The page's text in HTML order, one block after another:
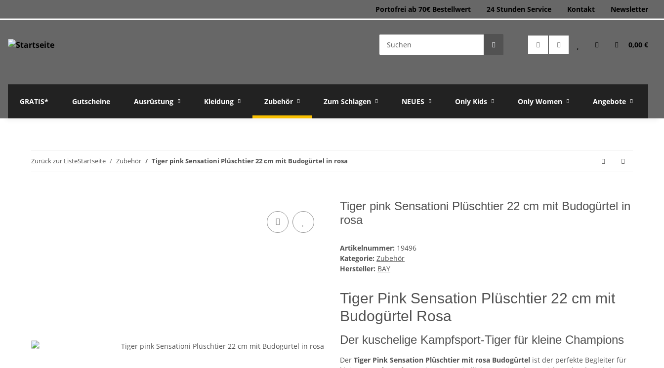
Portofrei ab 70€ Bestellwert 24 Stunden Service Kontakt Newsletter
0,00 €
GRATIS* Gutscheine Ausrüstung Kleidung Zubehör Zum Schlagen NEUES Only Kids Only Women Angebote
Zurück zur ListeStartseite Zubehör Tiger pink Sensationi Plüschtier 22 cm mit Budogürtel in rosa
Tiger pink Sensationi Plüschtier 22 cm mit Budogürtel in
rosa
Artikelnummer: 19496
Kategorie: Zubehör
Hersteller: BAY
Tiger Pink Sensation Plüschtier 22 cm mit
Budogürtel Rosa
Der kuschelige Kampfsport-Tiger für kleine Champions
Der Tiger Pink Sensation Plüschtier mit rosa Budogürtel ist der perfekte Begleiter für